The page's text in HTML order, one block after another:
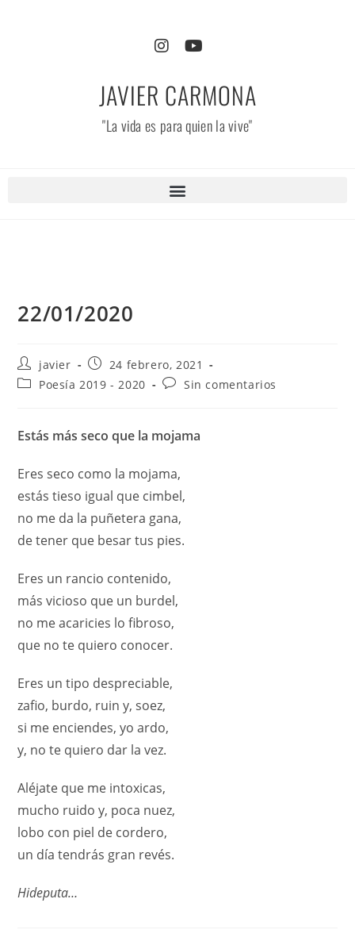
JAVIER CARMONA
"La vida es para quien la vive"
22/01/2020
javier
24 febrero, 2021
Poesía 2019 - 2020
Sin comentarios
Estás más seco que la mojama
Eres seco como la mojama,
estás tieso igual que cimbel,
no me da la puñetera gana,
de tener que besar tus pies.
Eres un rancio contenido,
más vicioso que un burdel,
no me acaricies lo fibroso,
que no te quiero conocer.
Eres un tipo despreciable,
zafio, burdo, ruin y, soez,
si me enciendes, yo ardo,
y, no te quiero dar la vez.
Aléjate que me intoxicas,
mucho ruido y, poca nuez,
lobo con piel de cordero,
un día tendrás gran revés.
Hideputa…